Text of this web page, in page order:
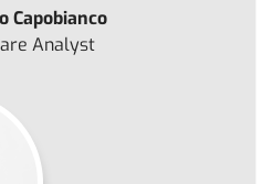
Capobianco
Analyst